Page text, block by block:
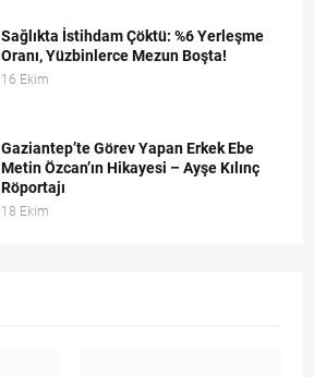
Sağlıkta İstihdam Çöktü: %6 Yerleşme
Oranı, Yüzbinlerce Mezun Boşta!
16 Ekim
Gaziantep’te Görev Yapan Erkek Ebe
Metin Özcan’ın Hikayesi – Ayşe Kılınç
Röportajı
18 Ekim